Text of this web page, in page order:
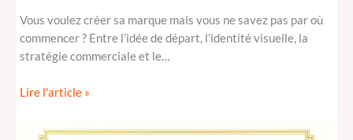
Vous voulez créer sa marque mais vous ne savez pas par où
commencer ? Entre l’idée de départ, l’identité visuelle, la
stratégie commerciale et le…
Lire l'article »